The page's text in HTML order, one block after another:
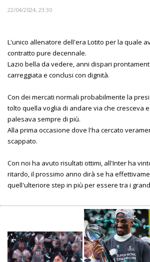
22/04/2024, 23:30
L'unico allenatore dell'era Lotito per la quale
contratto pure decennale.
Lazio bella da vedere, anni dispari
carreggiata e conclusi con dignità.
Con dei mercati normali probabilmente la
tolto quella voglia di andare via che cresceva
palesava sempre di più.
Alla prima occasione dove l'ha cercato
scappato.
Con noi ha avuto risultati ottimi, all'Inter ha
ritardo, il prossimo anno dirà se ha
quell'ulteriore step in più per essere tra i